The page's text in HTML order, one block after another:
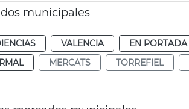
municipales
VALENCIA
EN PORTADA
MERCATS TORREFIEL